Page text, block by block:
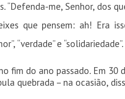
me, Senhor, dos
que pensem: ah! Era
“verdade” e “solidariedade”.
fim do ano passado. Em 30
quebrada – na ocasião,